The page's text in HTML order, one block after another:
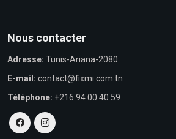
Nous contacter
Adresse: Tunis-Ariana-2080
E-mail: contact@fixmi.com.tn
Téléphone: +216 94 00 40 59